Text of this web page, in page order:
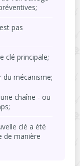
pas
clé principale;
du mécanisme;
chaîne - ou
clé a été
de manière